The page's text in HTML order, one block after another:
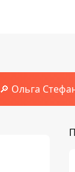
🔎 Ольга